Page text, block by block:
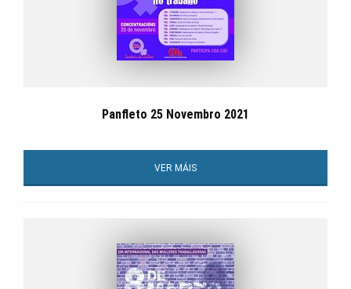
Panfleto 25 Novembro 2021
VER MÁIS